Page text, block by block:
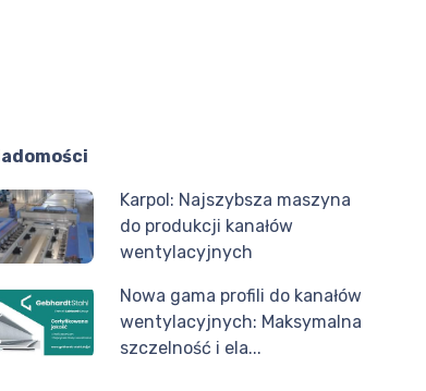
Karpol: Najszybsza maszyna
do produkcji kanałów
wentylacyjnych
Nowa gama profili do kanałów
wentylacyjnych: Maksymalna
szczelność i ela...